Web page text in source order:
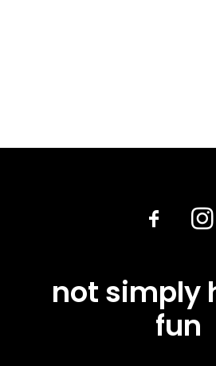
not simply
fun